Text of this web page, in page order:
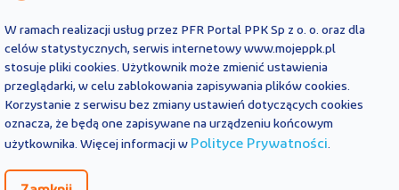
informacyjny i są aktualne na dzień ich zamieszczenia. Treści te
obowiązujących przepisów prawa i każdorazowo
powinny być interpretowane oraz stosowane z uwzględnieniem
aktualnie obowiązujących przepisów prawa. Treści te nie stanowią
porady prawnej, finansowej ani oficjalnej interpretacji
obowiązujących przepisów prawa.
PFR Portal PPK sp. z o.o. nie ponosi odpowiedzialności z tytułu
powstania jakichkolwiek szkód, wynikających lub pozostających w
jakichkolwiek wątpliwości co do treści umieszczonych na Portalu
W ramach realizacji usług przez PFR Portal PPK Sp z o. o. oraz dla
celów statystycznych, serwis internetowy www.mojeppk.pl
stosuje pliki cookies. Użytkownik może zmienić ustawienia
przeglądarki, w celu zablokowania zapisywania plików cookies.
Korzystanie z serwisu bez zmiany ustawień dotyczących cookies
oznacza, że będą one zapisywane na urządzeniu końcowym
użytkownika. Więcej informacji w Polityce Prywatności.